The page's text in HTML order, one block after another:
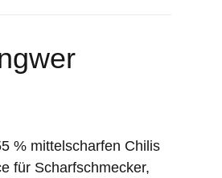
% mittelscharfen Chilis
für Scharfschmecker,